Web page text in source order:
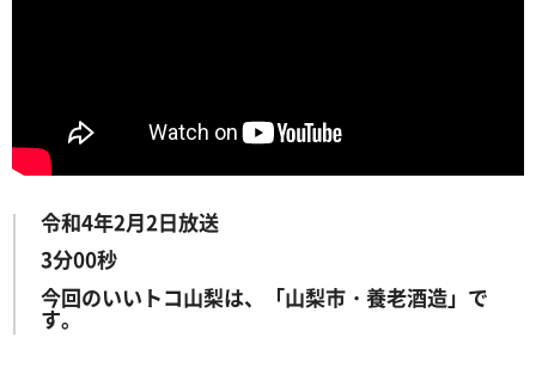
令和4年2月2日放送
3分00秒
今回のいいトコ山梨は、「山梨市・養老酒造」で
す。